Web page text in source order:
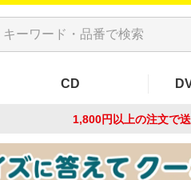
CD
1,800円以上の注文で